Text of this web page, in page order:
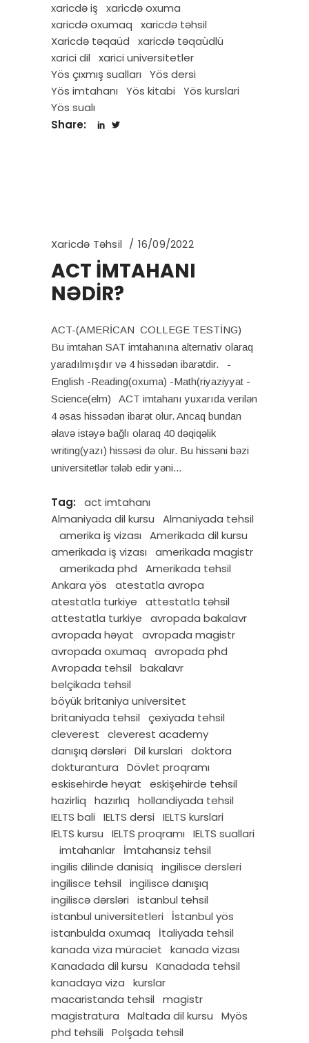
xaricdə iş
xaricdə oxuma
xaricdə oxumaq
xaricdə təhsil
Xaricdə təqaüd
xaricdə təqaüdlü
xarici dil
xarici universitetler
Yös çıxmış sualları
Yös dersi
Yös imtahanı
Yös kitabi
Yös kurslari
Yös sualı
Share:
Xaricdə Təhsil 16/09/2022
ACT İMTAHANI
NƏDİR?
ACT-(AMERİCAN COLLEGE TESTİNG)
Bu imtahan SAT imtahanına alternativ olaraq
yaradılmışdır və 4 hissədən ibarətdir. -
English -Reading(oxuma) -Math(riyaziyyat -
Science(elm) ACT imtahanı yuxarıda verilən
4 əsas hissədən ibarət olur. Ancaq bundan
əlavə istəyə bağlı olaraq 40 dəqiqəlik
writing(yazı) hissəsi də olur. Bu hissəni bəzi
universitetlər tələb edir yəni
Tag:
act imtahanı
Almaniyada dil kursu
Almaniyada tehsil
amerika iş vizası
Amerikada dil kursu
amerikada iş vizası
amerikada magistr
amerikada phd
Amerikada tehsil
Ankara yös
atestatla avropa
atestatla turkiye
attestatla təhsil
attestatla turkiye
avropada bakalavr
avropada həyat
avropada magistr
avropada oxumaq
avropada phd
Avropada tehsil
bakalavr
belçikada tehsil
böyük britaniya universitet
britaniyada tehsil
çexiyada tehsil
cleverest
cleverest academy
danışıq dərsləri
Dil kurslari
doktora
dokturantura
Dövlet proqramı
eskisehirde heyat
eskişehirde tehsil
hazirliq
hazırlıq
hollandiyada tehsil
IELTS bali
IELTS dersi
IELTS kurslari
IELTS kursu
IELTS proqramı
IELTS suallari
imtahanlar
İmtahansiz tehsil
ingilis dilinde danisiq
ingilisce dersleri
ingilisce tehsil
ingiliscə danışıq
ingiliscə dərsləri
istanbul tehsil
istanbul universitetleri
İstanbul yös
istanbulda oxumaq
İtaliyada tehsil
kanada viza müraciet
kanada vizası
Kanadada dil kursu
Kanadada tehsil
kanadaya viza
kurslar
macaristanda tehsil
magistr
magistratura
Maltada dil kursu
Myös
phd tehsili
Polşada tehsil